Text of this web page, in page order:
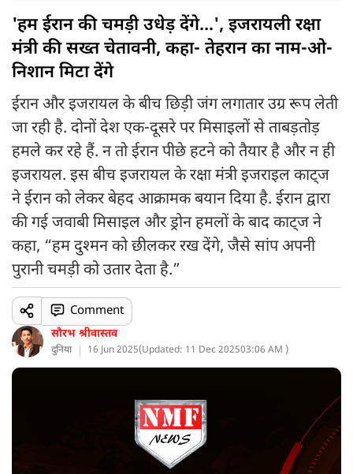
'हम ईरान की चमड़ी उधेड़ देंगे...', इजरायली रक्षा
मंत्री की सख्त चेतावनी, कहा- तेहरान का नाम-ओ-
निशान मिटा देंगे
ईरान और इजरायल के बीच छिड़ी जंग लगातार उग्र रूप लेती
जा रही है. दोनों देश एक-दूसरे पर मिसाइलों से ताबड़तोड़
हमले कर रहे हैं. न तो ईरान पीछे हटने को तैयार है और न ही
इजरायल. इस बीच इजरायल के रक्षा मंत्री इजराइल काट्ज
ने ईरान को लेकर बेहद आक्रामक बयान दिया है. ईरान द्वारा
की गई जवाबी मिसाइल और ड्रोन हमलों के बाद काट्ज ने
कहा, “हम दुश्मन को छीलकर रख देंगे, जैसे सांप अपनी
पुरानी चमड़ी को उतार देता है.”
सौरभ श्रीवास्तव
दुनिया 16 Jun 2025(Updated: 11 Dec 202503:06 AM )
Comment